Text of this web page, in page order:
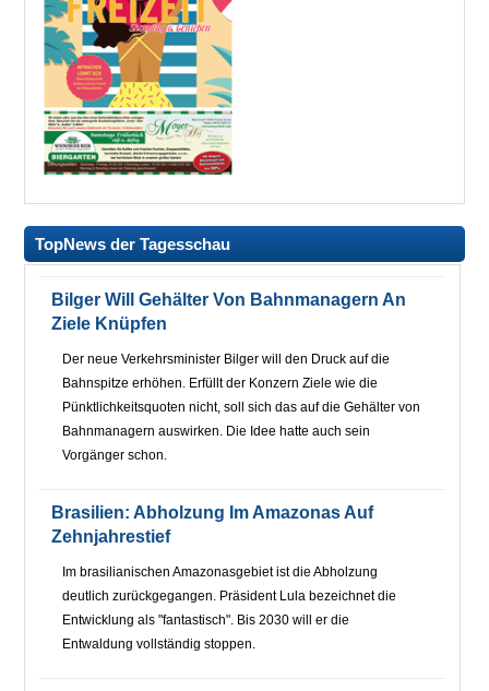
TopNews der Tagesschau
Bilger Will Gehälter Von Bahnmanagern An
Ziele Knüpfen
Der neue Verkehrsminister Bilger will den Druck auf die
Bahnspitze erhöhen. Erfüllt der Konzern Ziele wie die
Pünktlichkeitsquoten nicht, soll sich das auf die Gehälter von
Bahnmanagern auswirken. Die Idee hatte auch sein
Vorgänger schon.
Brasilien: Abholzung Im Amazonas Auf
Zehnjahrestief
Im brasilianischen Amazonasgebiet ist die Abholzung
deutlich zurückgegangen. Präsident Lula bezeichnet die
Entwicklung als "fantastisch". Bis 2030 will er die
Entwaldung vollständig stoppen.